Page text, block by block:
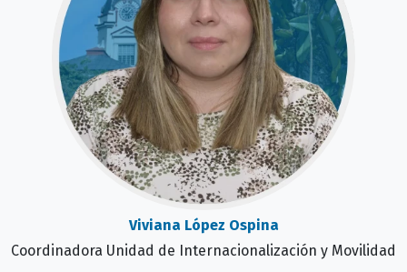
Viviana López Ospina
Coordinadora Unidad de Internacionalización y Movilidad